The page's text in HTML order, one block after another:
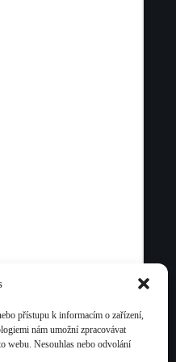
přístupu k informacím o zařízení,
nám umožní zpracovávat
webu. Nesouhlas nebo odvolání